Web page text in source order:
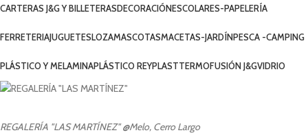
CARTERAS J&G Y BILLETERASDECORACIÓNESCOLARES-PAPELERÍA
FERRETERIAJUGUETESLOZAMASCOTASMACETAS-JARDÍNPESCA -CAMPING
PLÁSTICO Y MELAMINAPLÁSTICO REYPLASTTERMOFUSIÓN J&GVIDRIO
REGALERÍA "LAS MARTÍNEZ"@Melo, Cerro Largo